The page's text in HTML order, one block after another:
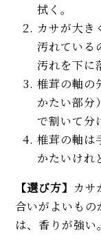
拭く。
カサが大き
汚れている
汚れを下に
椎茸の軸の
かたい部分
で割いて分
椎茸の軸は
かたいけれ
【選び方】 カサ
合いがよいも
は、香りが強い。